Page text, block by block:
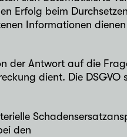
Erfolg beim Durchsetzen
Informationen
der Antwort auf die
dient. Die DSGVO
den